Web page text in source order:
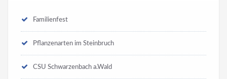
Familienfest
Pflanzenarten im Steinbruch
CSU Schwarzenbach a.Wald